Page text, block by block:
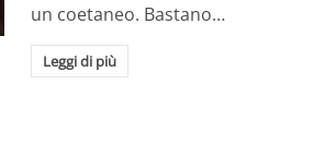
un coetaneo. Bastano…
Leggi di più